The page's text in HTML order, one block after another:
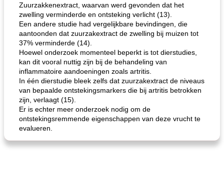
de jamcake van Georgië tennessee blauwe kaasperen kip
Zuurzakkenextract, waarvan werd gevonden dat het
zwelling verminderde en ontsteking verlicht (13).
Een andere studie had vergelijkbare bevindingen, die
aantoonden dat zuurzakextract de zwelling bij muizen tot
37% verminderde (14).
Hoewel onderzoek momenteel beperkt is tot dierstudies,
kan dit vooral nuttig zijn bij de behandeling van
inflammatoire aandoeningen zoals artritis.
In één dierstudie bleek zelfs dat zuurzakextract de niveaus
van bepaalde ontstekingsmarkers die bij artritis betrokken
zijn, verlaagt (15).
Er is echter meer onderzoek nodig om de
ontstekingsremmende eigenschappen van deze vrucht te
evalueren.